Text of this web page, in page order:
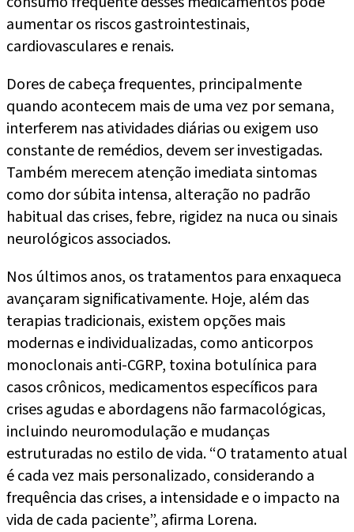
aumentar os riscos gastrointestinais,
cardiovasculares e renais.
Dores de cabeça frequentes, principalmente
quando acontecem mais de uma vez por semana,
interferem nas atividades diárias ou exigem uso
constante de remédios, devem ser investigadas.
Também merecem atenção imediata sintomas
como dor súbita intensa, alteração no padrão
habitual das crises, febre, rigidez na nuca ou sinais
neurológicos associados.
Nos últimos anos, os tratamentos para enxaqueca
avançaram significativamente. Hoje, além das
terapias tradicionais, existem opções mais
modernas e individualizadas, como anticorpos
monoclonais anti-CGRP, toxina botulínica para
casos crônicos, medicamentos específicos para
crises agudas e abordagens não farmacológicas,
incluindo neuromodulação e mudanças
estruturadas no estilo de vida. “O tratamento atual
é cada vez mais personalizado, considerando a
frequência das crises, a intensidade e o impacto na
vida de cada paciente”, afirma Lorena.